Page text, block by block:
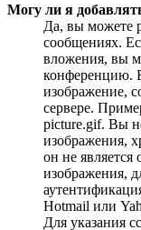
Могу ли я
Да, вы можете
сообщениях.
вложения, вы
конференцию.
изображение,
сервере.
picture.gif. Вы
изображения,
он не
изображения,
Hotmail или
Для указания